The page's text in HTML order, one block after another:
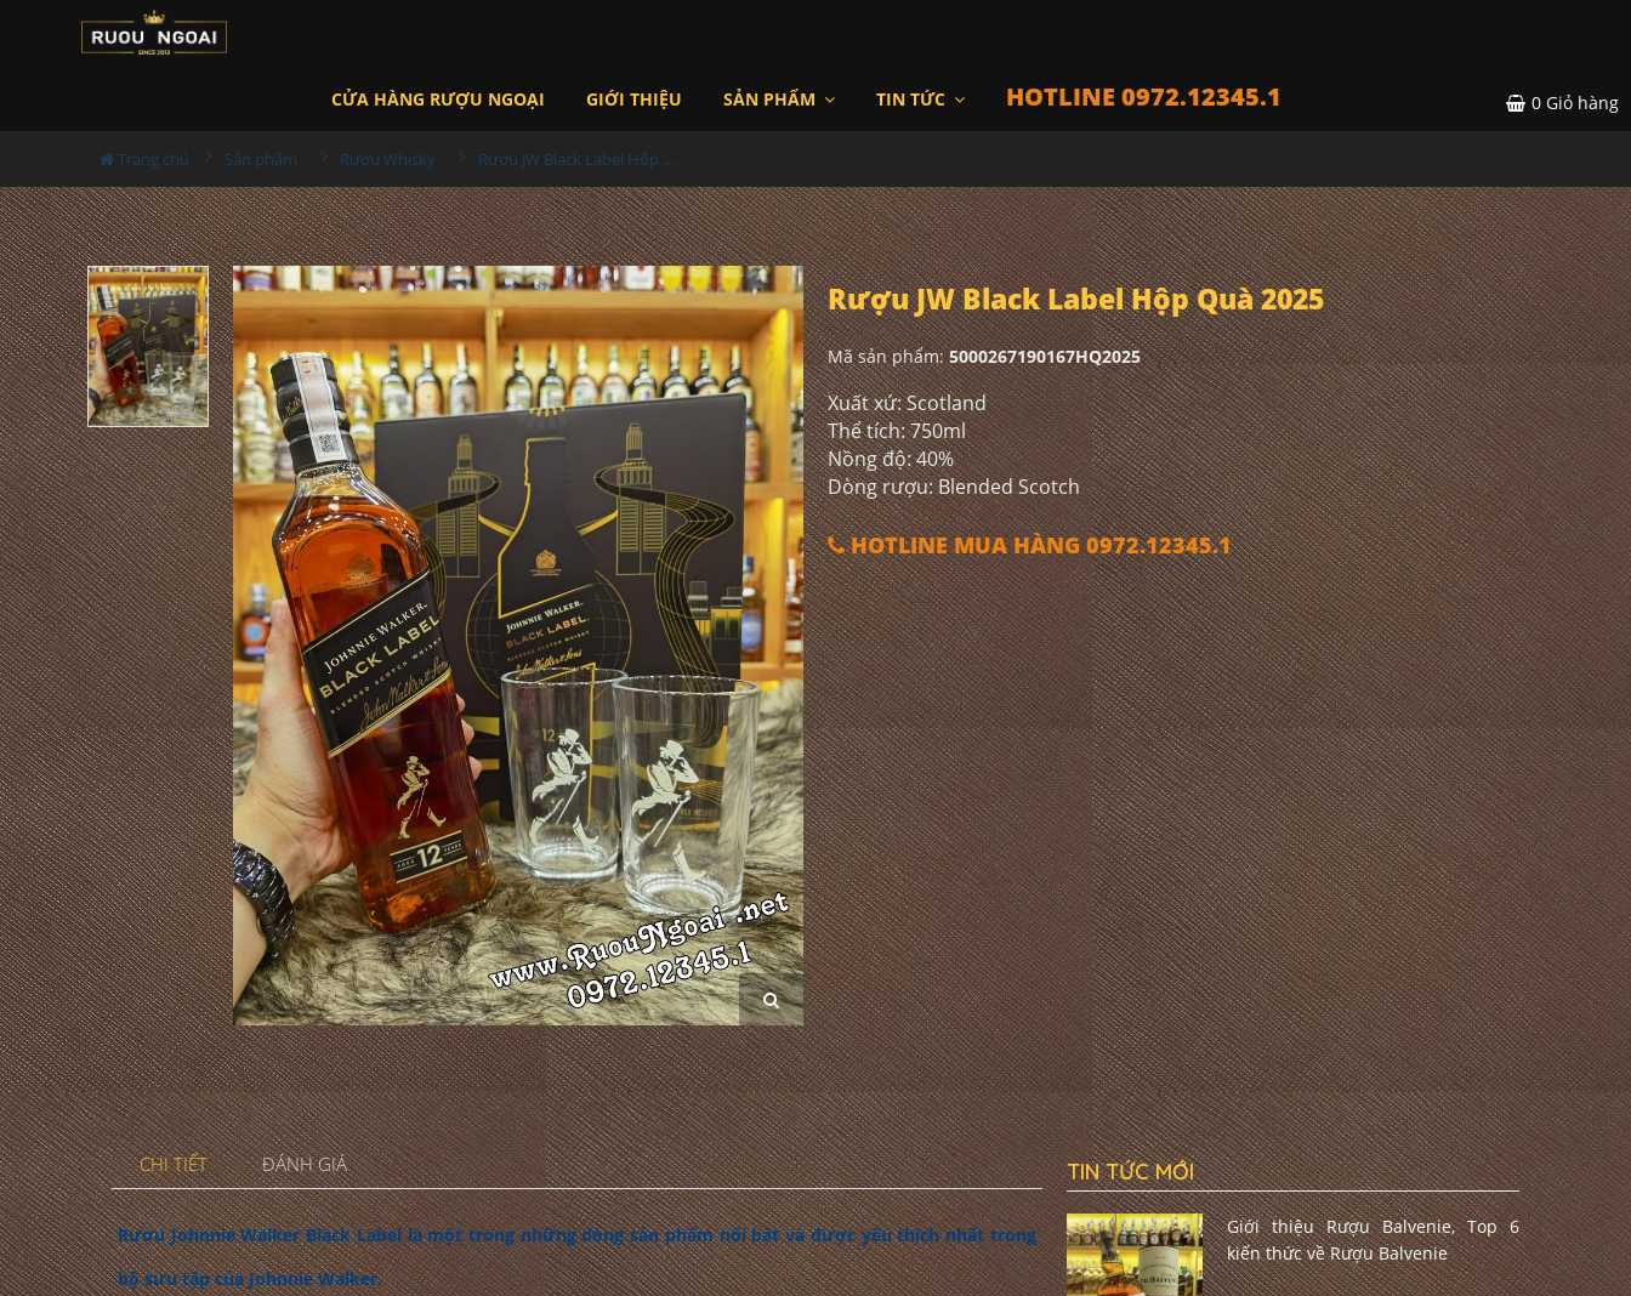
CỬA HÀNG RƯỢU NGOẠI GIỚI THIỆU SẢN PHẨM TIN TỨC HOTLINE 0972.12345.1 0 Giỏ hàng
Trang chủ Sản phẩm Rượu Whisky Rượu JW Black Label Hộp Quà 2025
Rượu JW Black Label Hộp Quà 2025
Mã sản phẩm:5000267190167HQ2025
Xuất xứ: Scotland
Thể tích: 750ml
Nồng độ: 40%
Dòng rượu: Blended Scotch
HOTLINE MUA HÀNG 0972.12345.1
CHI TIẾT ĐÁNH GIÁ
Rượu Johnnie Walker Black Label là một trong những dòng sản phẩm nổi bật và được yêu thích nhất trong
bộ sưu tập của Johnnie Walker.
TIN TỨC MỚI
Giới thiệu Rượu Balvenie, Top 6
kiến thức về Rượu Balvenie